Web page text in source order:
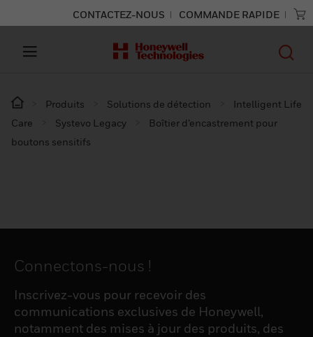
CONTACTEZ-NOUS COMMANDE RAPIDE
Produits Solutions de détection
Intelligent Life
Care
Systevo Legacy
Boîtier d’encastrement pour
boutons sensitifs
Connectons-nous !
Inscrivez-vous pour recevoir des
communications exclusives de Honeywell,
notamment des mises à jour des produits, des